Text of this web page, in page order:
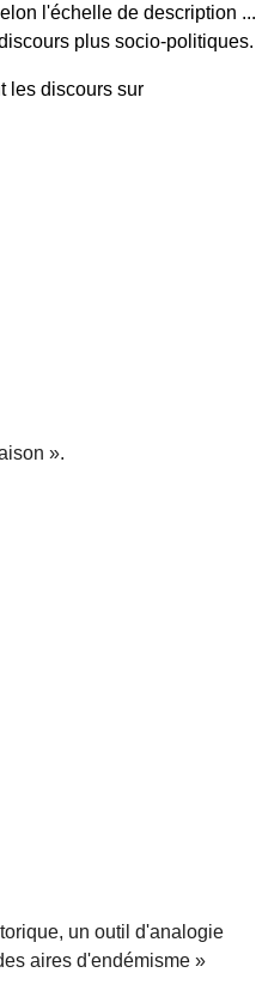
l'échelle de description ...
plus socio-politiques.
les discours sur
».
un outil d'analogie
aires d'endémisme »